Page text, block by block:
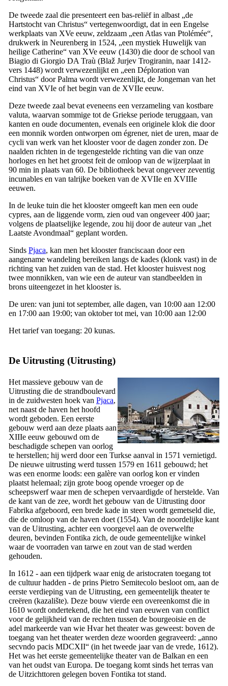
De tweede zaal die presenteert een bas-reliëf in albast „de
Hartstocht van Christus“ vertegenwoordigt, dat in een Engelse
werkplaats van XVe eeuw, zeldzaam „een Atlas van Ptolémée“,
drukwerk in Neurenberg in 1524, „een mystiek Huwelijk van
heilige Catherine“ van XVe eeuw (1430) die door de school van
Biagio di Giorgio DA Traù (Blaž Jurjev Trogiranin, naar 1412-
vers 1448) wordt verwezenlijkt en „een Déploration van
Christus“ door Palma wordt verwezenlijkt, de Jongeman van het
eind van XVIe of het begin van de XVIIe eeuw.
Deze tweede zaal bevat eveneens een verzameling van kostbare
valuta, waarvan sommige tot de Griekse periode teruggaan, van
kanten en oude documenten, evenals een originele klok die door
een monnik worden ontworpen om égrener, niet de uren, maar de
cycli van werk van het klooster voor de dagen zonder zon. De
naalden richten in de tegengestelde richting van die van onze
horloges en het het grootst feit de omloop van de wijzerplaat in
90 min in plaats van 60. De bibliotheek bevat ongeveer zeventig
incunables en van talrijke boeken van de XVIIe en XVIIIe
eeuwen.
In de leuke tuin die het klooster omgeeft kan men een oude
cypres, aan de liggende vorm, zien oud van ongeveer 400 jaar;
volgens de plaatselijke legende, zou hij door de auteur van „het
Laatste Avondmaal“ geplant worden.
Sinds Pjaca, kan men het klooster franciscaan door een
aangename wandeling bereiken langs de kades (klonk vast) in de
richting van het zuiden van de stad. Het klooster huisvest nog
twee monnikken, van wie een de auteur van standbeelden in
brons uiteengezet in het klooster is.
De uren: van juni tot september, alle dagen, van 10:00 aan 12:00
en 17:00 aan 19:00; van oktober tot mei, van 10:00 aan 12:00
Het tarief van toegang: 20 kunas.
De Uitrusting (Uitrusting)
Het massieve gebouw van de
Uitrusting die de strandboulevard
in de zuidwesten hoek van Pjaca,
net naast de haven het hoofd
wordt geboden. Een eerste
gebouw werd aan deze plaats aan
XIIIe eeuw gebouwd om de
beschadigde schepen van oorlog
te herstellen; hij werd door een Turkse aanval in 1571 vernietigd.
De nieuwe uitrusting werd tussen 1579 en 1611 gebouwd; het
was een enorme loods: een galère van oorlog kon er vinden
plaatst helemaal; zijn grote boog opende vroeger op de
scheepswerf waar men de schepen vervaardigde of herstelde. Van
de kant van de zee, wordt het gebouw van de Uitrusting door
Fabrika afgeboord, een brede kade in steen wordt gemetseld die,
die de omloop van de haven doet (1554). Van de noordelijke kant
van de Uitrusting, achter een voorgevel aan de overwelfte
deuren, bevinden Fontika zich, de oude gemeentelijke winkel
waar de voorraden van tarwe en zout van de stad werden
gehouden.
In 1612 - aan een tijdperk waar enig de aristocraten toegang tot
de cultuur hadden - de prins Pietro Semitecolo besloot om, aan de
eerste verdieping van de Uitrusting, een gemeentelijk theater te
creëren (kazalište). Deze bouw vierde een overeenkomst die in
1610 wordt ondertekend, die het eind van eeuwen van conflict
voor de gelijkheid van de rechten tussen de bourgeoisie en de
adel markeerde van wie Hvar het theater was geweest: boven de
toegang van het theater werden deze woorden gegraveerd: „anno
secvndo pacis MDCXII“ (in het tweede jaar van de vrede, 1612).
Het was het eerste gemeentelijke theater van de Balkan en een
van het oudst van Europa. De toegang komt sinds het terras van
de Uitzichttoren gelegen boven Fontika tot stand.